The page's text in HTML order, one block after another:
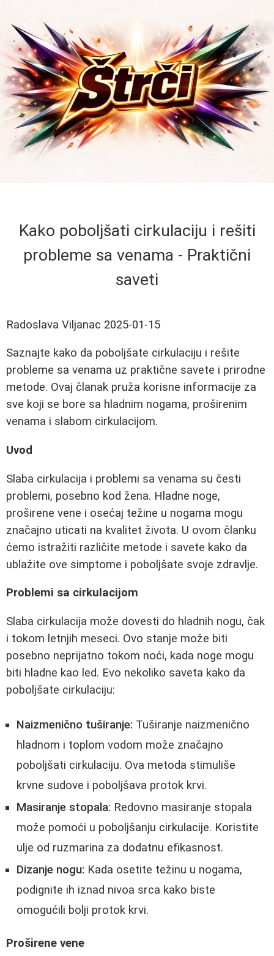
Kako poboljšati cirkulaciju i rešiti
probleme sa venama - Praktični
saveti
Radoslava Viljanac 2025-01-15
Saznajte kako da poboljšate cirkulaciju i rešite
probleme sa venama uz praktične savete i prirodne
metode. Ovaj članak pruža korisne informacije za
sve koji se bore sa hladnim nogama, proširenim
venama i slabom cirkulacijom.
Uvod
Slaba cirkulacija i problemi sa venama su česti
problemi, posebno kod žena. Hladne noge,
proširene vene i osećaj težine u nogama mogu
značajno uticati na kvalitet života. U ovom članku
ćemo istražiti različite metode i savete kako da
ublažite ove simptome i poboljšate svoje zdravlje.
Problemi sa cirkulacijom
Slaba cirkulacija može dovesti do hladnih nogu, čak
i tokom letnjih meseci. Ovo stanje može biti
posebno neprijatno tokom noći, kada noge mogu
biti hladne kao led. Evo nekoliko saveta kako da
poboljšate cirkulaciju:
Naizmenično tuširanje: Tuširanje naizmenično
hladnom i toplom vodom može značajno
poboljšati cirkulaciju. Ova metoda stimuliše
krvne sudove i poboljšava protok krvi.
Masiranje stopala: Redovno masiranje stopala
može pomoći u poboljšanju cirkulacije. Koristite
ulje od ruzmarina za dodatnu efikasnost.
Dizanje nogu: Kada osetite težinu u nogama,
podignite ih iznad nivoa srca kako biste
omogućili bolji protok krvi.
Proširene vene